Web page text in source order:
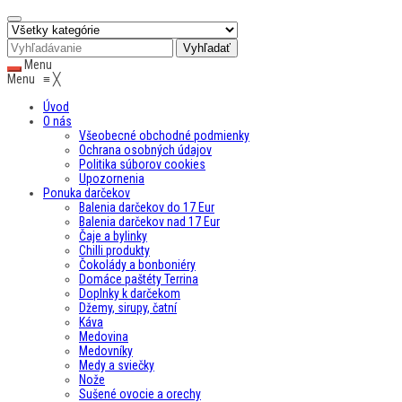
Menu
Menu ≡╳
Úvod
O nás
Všeobecné obchodné podmienky
Ochrana osobných údajov
Politika súborov cookies
Upozornenia
Ponuka darčekov
Balenia darčekov do 17 Eur
Balenia darčekov nad 17 Eur
Čaje a bylinky
Chilli produkty
Čokolády a bonboniéry
Domáce paštéty Terrina
Doplnky k darčekom
Džemy, sirupy, čatní
Káva
Medovina
Medovníky
Medy a sviečky
Nože
Sušené ovocie a orechy